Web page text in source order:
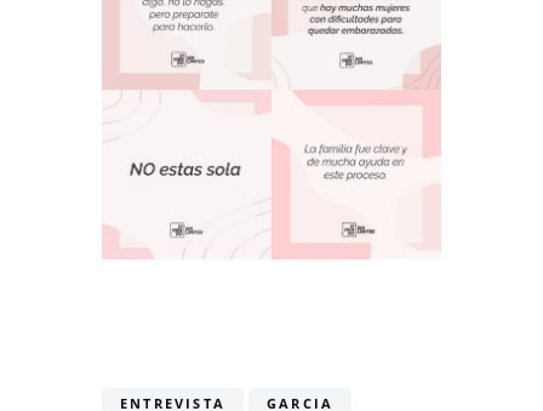
ENTREVISTA
GARCIA